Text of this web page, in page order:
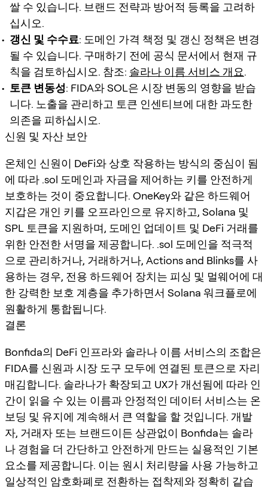
쌀 수 있습니다. 브랜드 전략과 방어적 등록을 고려하
십시오.
갱신 및 수수료: 도메인 가격 책정 및 갱신 정책은 변경
될 수 있습니다. 구매하기 전에 공식 문서에서 현재 규
칙을 검토하십시오. 참조: 솔라나 이름 서비스 개요.
토큰 변동성: FIDA와 SOL은 시장 변동의 영향을 받습
니다. 노출을 관리하고 토큰 인센티브에 대한 과도한
의존을 피하십시오.
신원 및 자산 보안
온체인 신원이 DeFi와 상호 작용하는 방식의 중심이 됨
에 따라 .sol 도메인과 자금을 제어하는 키를 안전하게
보호하는 것이 중요합니다. OneKey와 같은 하드웨어
지갑은 개인 키를 오프라인으로 유지하고, Solana 및
SPL 토큰을 지원하며, 도메인 업데이트 및 DeFi 거래를
위한 안전한 서명을 제공합니다. .sol 도메인을 적극적
으로 관리하거나, 거래하거나, Actions and Blinks를 사
용하는 경우, 전용 하드웨어 장치는 피싱 및 멀웨어에 대
한 강력한 보호 계층을 추가하면서 Solana 워크플로에
원활하게 통합됩니다.
결론
Bonfida의 DeFi 인프라와 솔라나 이름 서비스의 조합은
FIDA를 신원과 시장 도구 모두에 연결된 토큰으로 자리
매김합니다. 솔라나가 확장되고 UX가 개선됨에 따라 인
간이 읽을 수 있는 이름과 안정적인 데이터 서비스는 온
보딩 및 유지에 계속해서 큰 역할을 할 것입니다. 개발
자, 거래자 또는 브랜드이든 상관없이 Bonfida는 솔라
나 경험을 더 간단하고 안전하게 만드는 실용적인 기본
요소를 제공합니다. 이는 원시 처리량을 사용 가능하고
일상적인 암호화폐로 전환하는 접착제와 정확히 같습